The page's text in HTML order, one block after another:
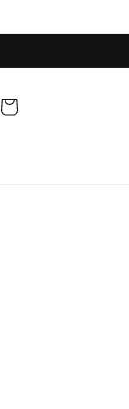
ー